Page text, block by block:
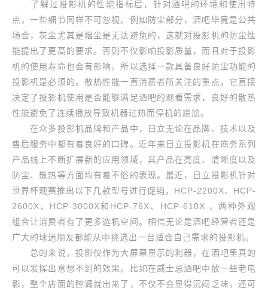
了解过投影机的性能指标后，针对酒吧的环境和使用特
点，一些细节同样不可忽视。例如防尘部分，酒吧毕竟是公共
场合，灰尘尤其是烟尘是无法避免的，这就对投影机的防尘性
能提出了更高的要求。否则不仅影响投影质量，而且对于投影
机的使用寿命也会有影响。所以选择一款具备良好防尘功能的
投影机是必须的。散热性能一直消费者所关注的重点，它直接
决定了投影机使用是否能够满足酒吧的观看需求，良好的散热
性能避免了连续播放导致机器过热而停机的尴尬。
在众多投影机品牌和产品中，日立无论在品牌、技术以及
售后服务中都有着良好的口碑。近年来日立投影机在商务系列
产品线上不断扩展新的应用领域，其产品在亮度、清晰度以及
防尘、散热等方面均有着不俗的表现。最近，日立投影机针对
世界杯观赛推出以下几款型号进行促销，HCP-2200X、HCP-
2600X、HCP-3000X和HCP-76X、HCP-610X ，两种外观
组合让消费者有了更多选机空间。相信无论是酒吧经营者还是
广大的球迷朋友都能从中挑选出一台适合自己需求的投影机。
总的来说，投影仪作为大屏幕显示的利器，在酒吧里真的
可以发挥出意想不到的效果。比如在威士忌酒吧中放一些老电
影，整个店面的腔调就出来了，不仅不会显得沉闷乏味，还可